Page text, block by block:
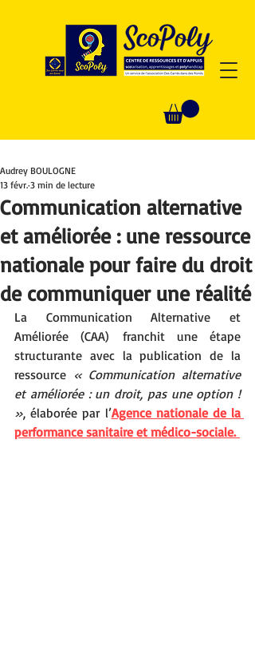
Communication alternative
et améliorée : une ressource
nationale pour faire du droit
de communiquer une réalité
Audrey BOULOGNE
13 févr. 3 min de lecture
La Communication Alternative et
Améliorée (CAA) franchit une étape
structurante avec la publication de la
ressource « Communication alternative
et améliorée : un droit, pas une option !
», élaborée par l’Agence nationale de la
performance sanitaire et médico-sociale.